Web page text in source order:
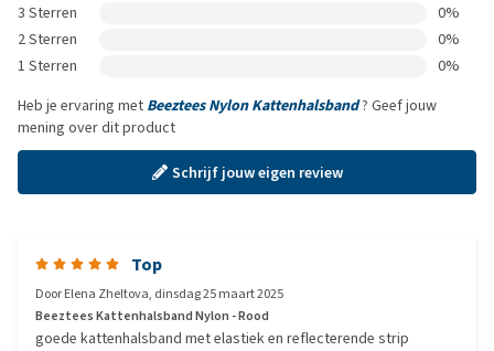
3 Sterren
0%
2 Sterren
0%
1 Sterren
0%
Heb je ervaring met Beeztees Nylon Kattenhalsband? Geef jouw
mening over dit product
Schrijf jouw eigen review
Top
DoorElena Zheltova, dinsdag 25 maart 2025
Beeztees Kattenhalsband Nylon - Rood
goede kattenhalsband met elastiek en reflecterende strip